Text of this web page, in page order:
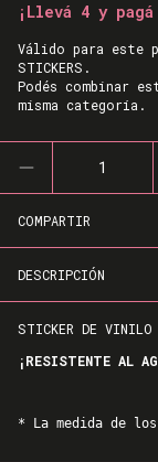
¡Llevá 4 y
Válido para este
STICKERS.
Podés combinar
misma categoría.
COMPARTIR
DESCRIPCIÓN
STICKER DE VINILO
¡RESISTENTE AL
* La medida de